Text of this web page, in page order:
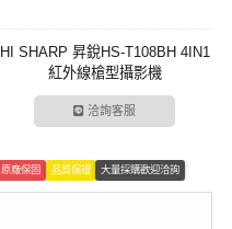
HI SHARP 昇銳HS-T108BH 4IN1
紅外線槍型攝影機
洽詢客服
原廠保固 品質保證 大量採購歡迎洽詢